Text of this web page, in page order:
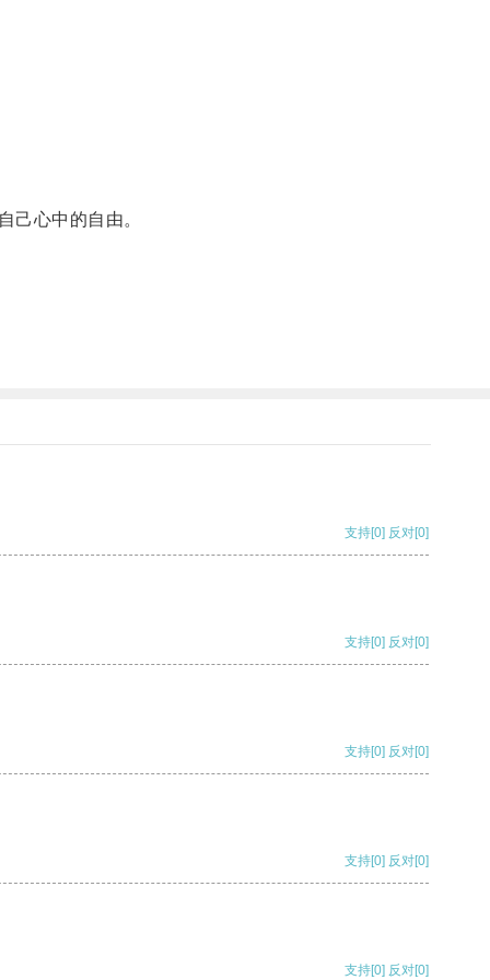
心中的自由。
支持[0] 反对[0]
支持[0] 反对[0]
支持[0] 反对[0]
支持[0] 反对[0]
支持[0] 反对[0]